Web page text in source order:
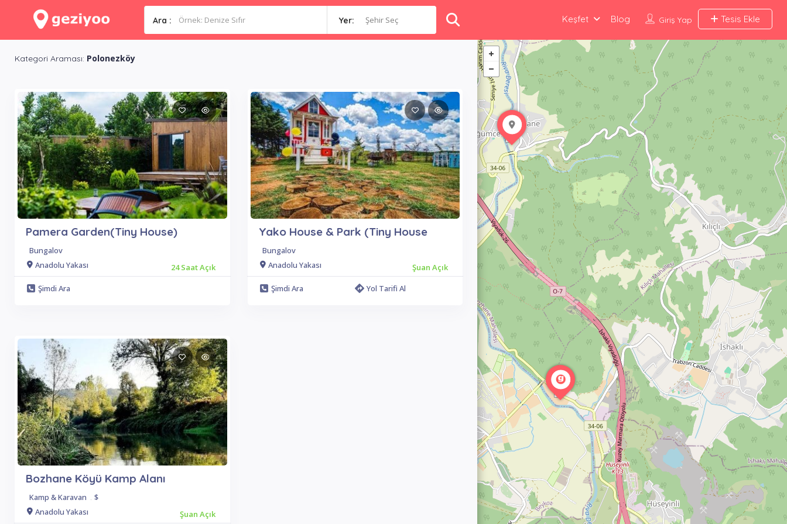
Ara : Yer: Şehir Seç Giriş Yap Tesis Ekle
Keşfet Blog
Kategori Araması: Polonezköy
Pamera Garden(Tiny House)
Bungalov
Anadolu Yakası
24 Saat Açık
Şimdi Ara
Yako House & Park (Tiny House
Bungalov
Anadolu Yakası
Şuan Açık
Şimdi Ara
Yol Tarifi Al
Bozhane Köyü Kamp Alanı
Kamp & Karavan . $
Anadolu Yakası
Şuan Açık